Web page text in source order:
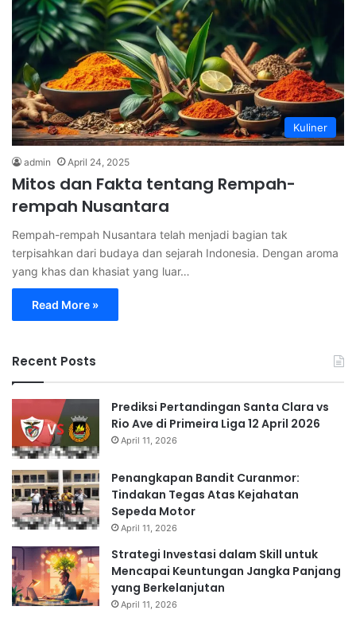
Kuliner
admin April 24, 2025
Mitos dan Fakta tentang Rempah-
rempah Nusantara
Rempah-rempah Nusantara telah menjadi bagian tak
terpisahkan dari budaya dan sejarah Indonesia. Dengan aroma
yang khas dan khasiat yang luar…
Read More »
Recent Posts
Prediksi Pertandingan Santa Clara vs
Rio Ave di Primeira Liga 12 April 2026
April 11, 2026
Penangkapan Bandit Curanmor:
Tindakan Tegas Atas Kejahatan
Sepeda Motor
April 11, 2026
Strategi Investasi dalam Skill untuk
Mencapai Keuntungan Jangka Panjang
yang Berkelanjutan
April 11, 2026